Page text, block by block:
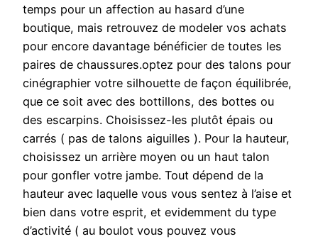
temps pour un affection au hasard d’une
boutique, mais retrouvez de modeler vos achats
pour encore davantage bénéficier de toutes les
paires de chaussures.optez pour des talons pour
cinégraphier votre silhouette de façon équilibrée,
que ce soit avec des bottillons, des bottes ou
des escarpins. Choisissez-les plutôt épais ou
carrés ( pas de talons aiguilles ). Pour la hauteur,
choisissez un arrière moyen ou un haut talon
pour gonfler votre jambe. Tout dépend de la
hauteur avec laquelle vous vous sentez à l’aise et
bien dans votre esprit, et evidemment du type
d’activité ( au boulot vous pouvez vous